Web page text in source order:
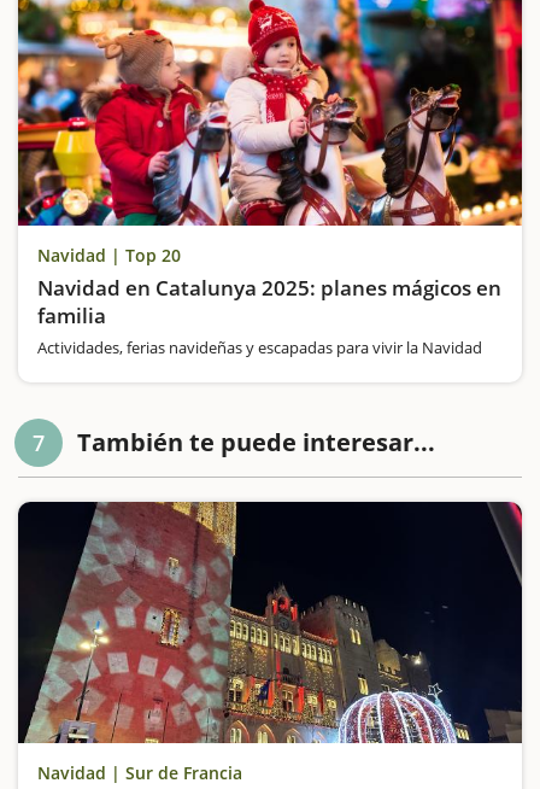
Navidad | Top 20
Navidad en Catalunya 2025: planes mágicos en
familia
Actividades, ferias navideñas y escapadas para vivir la Navidad
7 También te puede interesar...
Navidad | Sur de Francia